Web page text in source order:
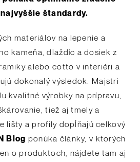
štandardy.
materiálov na lepenie a
kameňa, dlaždíc a dosiek z
alebo cotto v interiéri a
dokonalý výsledok. Majstri
kvalitné výrobky na prípravu,
tiež aj tmely a
lišty a profily dopĺňajú celkový
Blog ponúka články, v ktorých
o produktoch, nájdete tam aj